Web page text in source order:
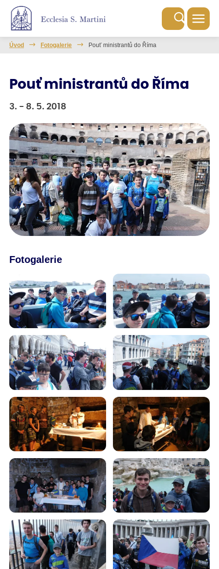
Úvod Fotogalerie Pouť ministrantů do Říma
Pouť ministrantů do Říma
3. - 8. 5. 2018
Fotogalerie